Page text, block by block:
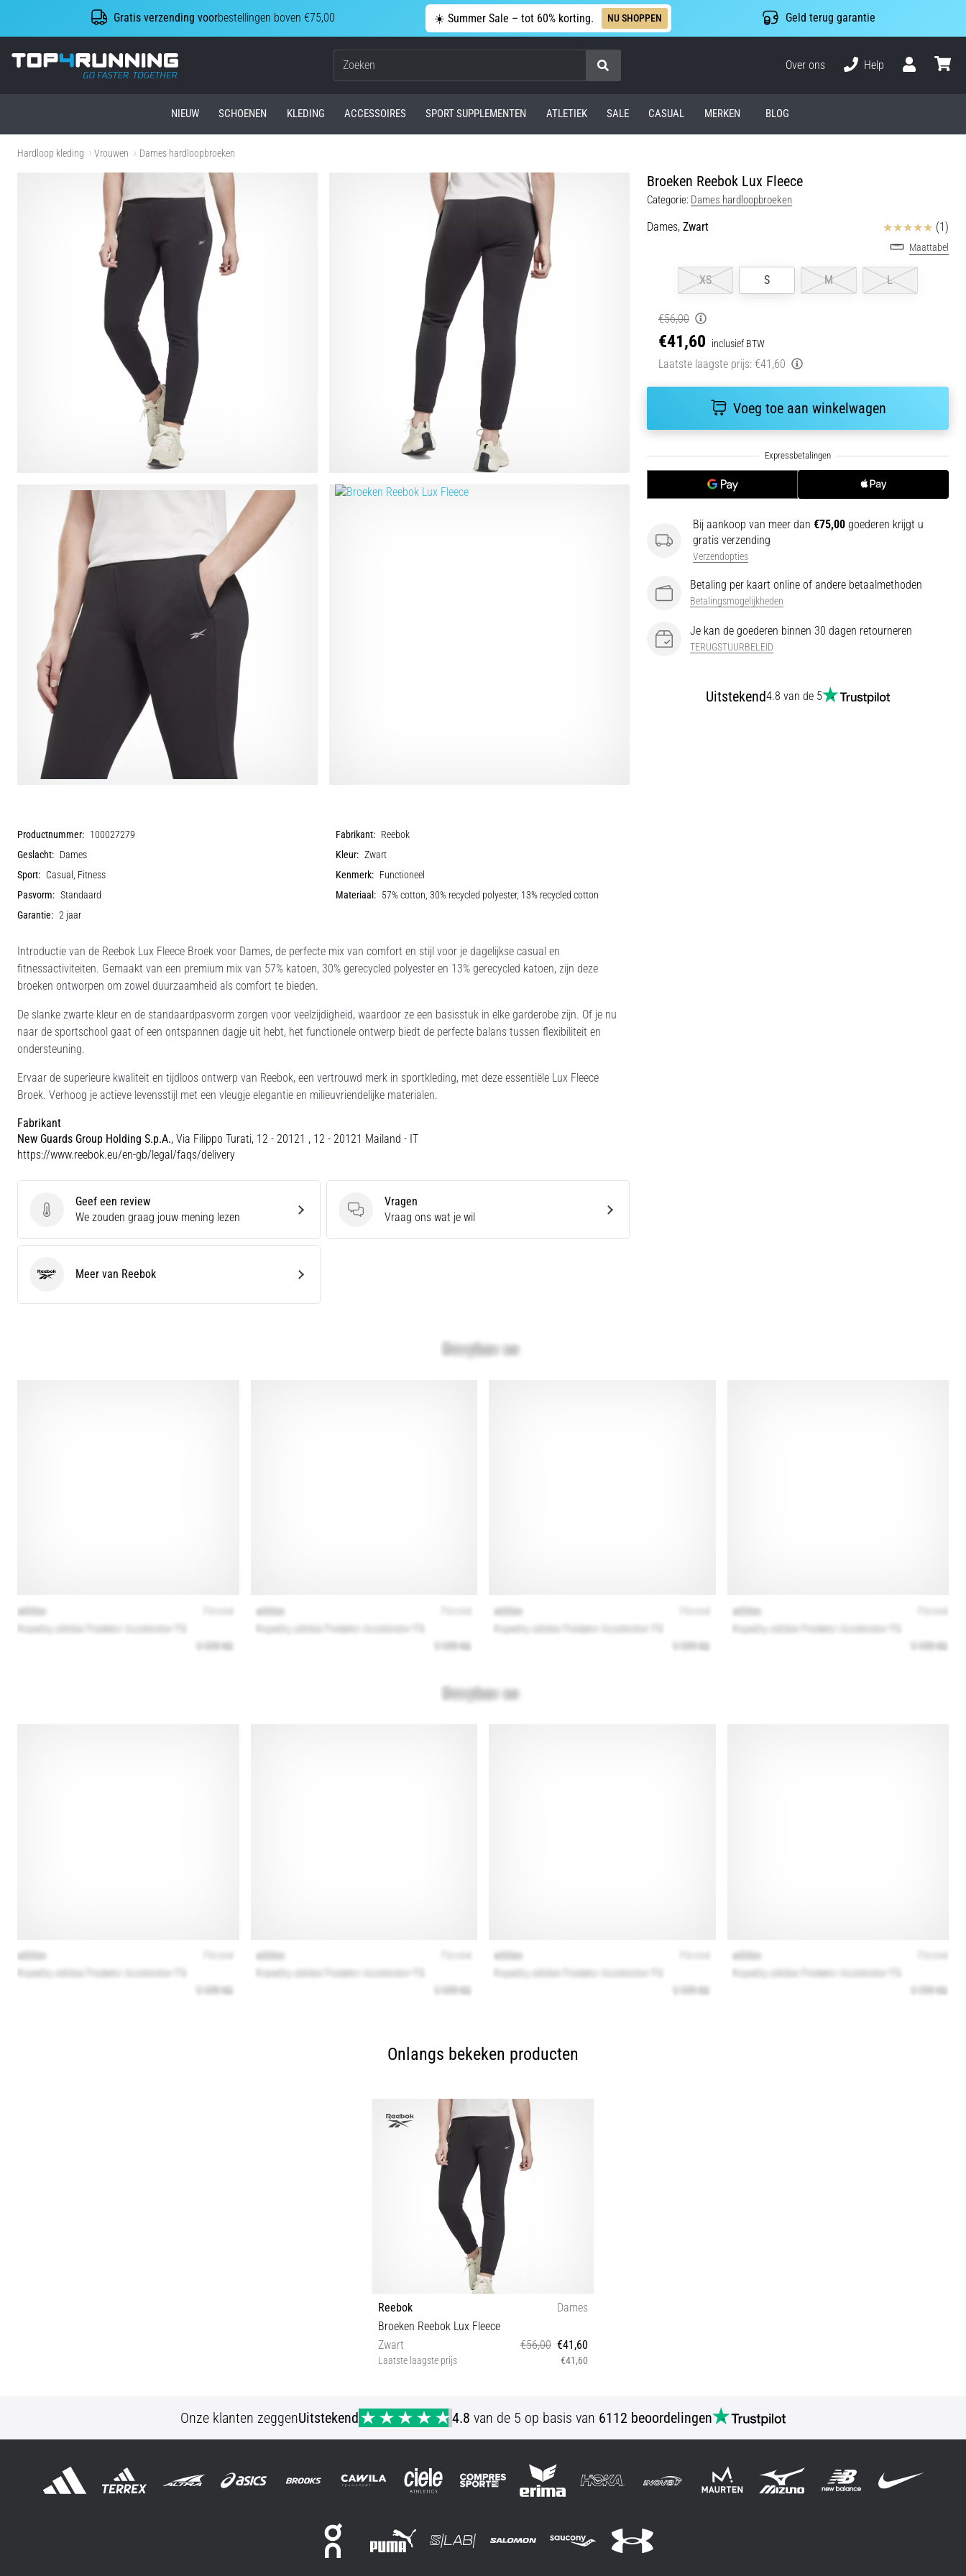
Gratis verzending voorbestellingen boven €75,00 ☀️ Summer Sale – tot 60% korting. NU SHOPPEN Geld terug garantie
Top4Running.nl
Zoeken
Over ons
Help
NIEUW SCHOENEN KLEDING ACCESSOIRES SPORT SUPPLEMENTEN ATLETIEK SALE CASUAL MERKEN BLOG
Hardloop kleding Vrouwen Dames hardloopbroeken
Broeken Reebok Lux Fleece
Categorie: Dames hardloopbroeken
Dames, Zwart Beoordelingen
(1)
Maattabel
XS S M L
€56,00
€41,60 inclusief BTW
Laatste laagste prijs: €41,60
Voeg toe aan winkelwagen
Bij aankoop van meer dan €75,00 goederen krijgt u
gratis verzending
Verzendopties
Betaling per kaart online of andere betaalmethoden
Betalingsmogelijkheden
Je kan de goederen binnen 30 dagen retourneren
TERUGSTUURBELEID
Uitstekend4.8 van de 5
Productnummer: 100027279 Fabrikant: Reebok
Geslacht: Dames Kleur: Zwart
Sport: Casual, Fitness Kenmerk: Functioneel
Pasvorm: Standaard Materiaal: 57% cotton, 30% recycled polyester, 13% recycled cotton
Garantie: 2 jaar
Introductie van de Reebok Lux Fleece Broek voor Dames, de perfecte mix van comfort en stijl voor je dagelijkse casual en
fitnessactiviteiten. Gemaakt van een premium mix van 57% katoen, 30% gerecycled polyester en 13% gerecycled katoen, zijn deze
broeken ontworpen om zowel duurzaamheid als comfort te bieden.
De slanke zwarte kleur en de standaardpasvorm zorgen voor veelzijdigheid, waardoor ze een basisstuk in elke garderobe zijn. Of je nu
naar de sportschool gaat of een ontspannen dagje uit hebt, het functionele ontwerp biedt de perfecte balans tussen flexibiliteit en
ondersteuning.
Ervaar de superieure kwaliteit en tijdloos ontwerp van Reebok, een vertrouwd merk in sportkleding, met deze essentiële Lux Fleece
Broek. Verhoog je actieve levensstijl met een vleugje elegantie en milieuvriendelijke materialen.
Fabrikant
New Guards Group Holding S.p.A., Via Filippo Turati, 12 - 20121 , 12 - 20121 Mailand - IT
https://www.reebok.eu/en-gb/legal/faqs/delivery
Geef een review
Geef een review
We zouden graag jouw mening lezen
Vragen
Vragen
Vraag ons wat je wil
ReebokMeer van Reebok
Onlangs bekeken producten
Reebok
Dames
Broeken Reebok Lux Fleece
Zwart
€56,00 €41,60
Laatste laagste prijs €41,60
Onze klanten zeggenUitstekend 4.8 van de 5 op basis van 6112 beoordelingen